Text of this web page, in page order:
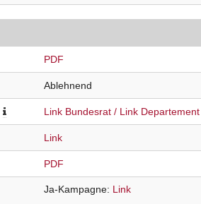
PDF
Ablehnend
Link Bundesrat Link Departement
Link
PDF
Ja-Kampagne Link